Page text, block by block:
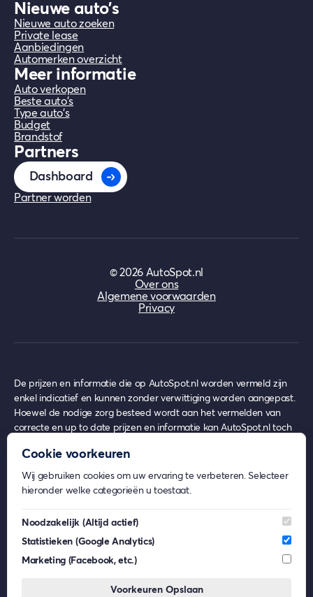
Nieuwe auto's
Nieuwe auto zoeken
Private lease
Aanbiedingen
Automerken overzicht
Meer informatie
Auto verkopen
Beste auto's
Type auto's
Budget
Brandstof
Partners
Dashboard
Partner worden
©2026AutoSpot.nl
Over ons
Algemene voorwaarden
Privacy
De prijzen en informatie die op AutoSpot.nl worden vermeld zijn
enkel indicatief en kunnen zonder verwittiging worden aangepast.
Hoewel de nodige zorg besteed wordt aan het vermelden van
correcte en up to date prijzen en informatie kan AutoSpot.nl toch
gebruik, waar echter nooit enige rechten uit ontleend kunnen
worden.
AutoSpot.nl geeft geen inhoudelijk advies over eventuele
Beeldmateriaal op AutoSpot.nl kan afkomstig zijn van externe
partijen. De rechten van deze beelden behoren toe aan de
respectievelijke eigenaren. AutoSpot.nl gebruikt dit materiaal enkel
voor informatieve doeleinden en claimt geen eigendomsrechten.
voor (gevolg)schade die voortkomt uit het gebruik van AutoSpot.nl,
Cookie voorkeuren
Wij gebruiken cookies om uw ervaring te verbeteren. Selecteer
hieronder welke categorieën u toestaat.
Noodzakelijk (Altijd actief)
Statistieken (Google Analytics)
Marketing (Facebook, etc.)
Voorkeuren Opslaan